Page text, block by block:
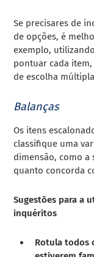
Se precisares de
de opções, é
exemplo,
pontuar cada
de escolha
Balanças
Os itens
classifique uma
dimensão, como a
quanto concorda
Sugestões para a
inquéritos
Rotula todos